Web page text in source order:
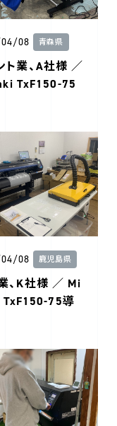
08 青森県
ト業、A社様 ／
TxF150-75
08 鹿児島県
、K社様 ／ Mi
75導